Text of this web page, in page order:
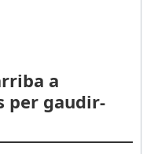
a
per gaudir-